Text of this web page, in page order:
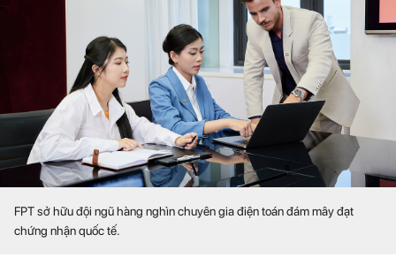
FPT sở hữu đội ngũ hàng nghìn chuyên gia điện toán đám mây đạt
chứng nhận quốc tế.